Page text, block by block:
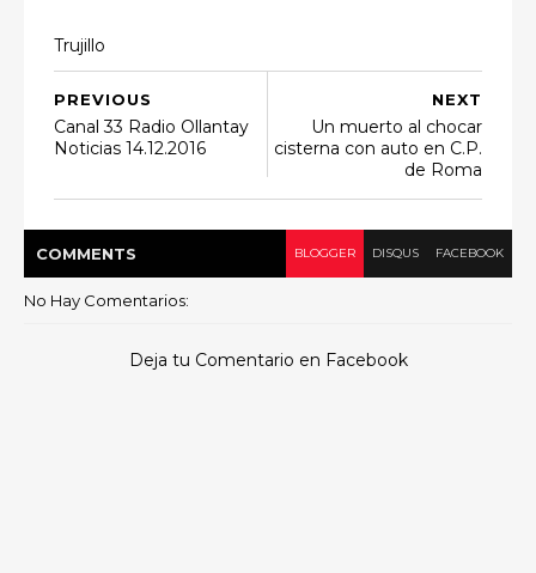
Trujillo
NEXT
Un muerto al chocar
cisterna con auto en C.P.
de Roma
PREVIOUS
Canal 33 Radio Ollantay
Noticias 14.12.2016
COMMENTS BLOGGER DISQUS FACEBOOK
No Hay Comentarios:
Deja tu Comentario en Facebook